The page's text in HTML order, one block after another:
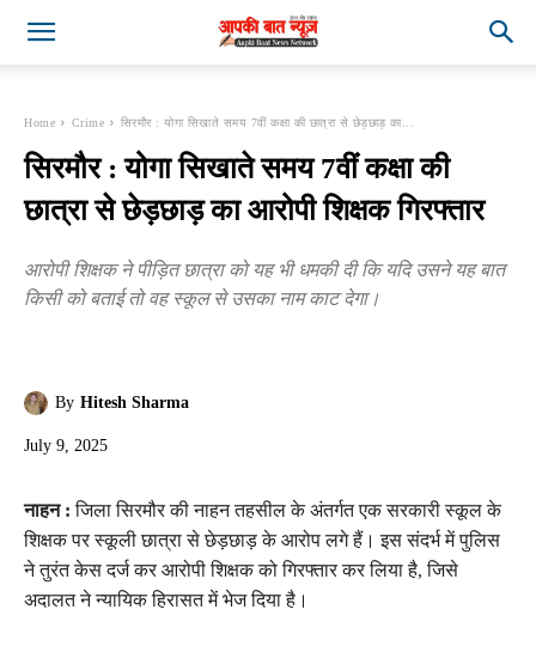
Home Crime सिरमौर : योगा सिखाते समय 7वीं कक्षा की छात्रा से छेड़छाड़ का...
सिरमौर : योगा सिखाते समय 7वीं कक्षा की
छात्रा से छेड़छाड़ का आरोपी शिक्षक गिरफ्तार
आरोपी शिक्षक ने पीड़ित छात्रा को यह भी धमकी दी कि यदि उसने यह बात
किसी को बताई तो वह स्कूल से उसका नाम काट देगा।
By Hitesh Sharma
July 9, 2025
नाहन : जिला सिरमौर की नाहन तहसील के अंतर्गत एक सरकारी स्कूल के
शिक्षक पर स्कूली छात्रा से छेड़छाड़ के आरोप लगे हैं। इस संदर्भ में पुलिस
ने तुरंत केस दर्ज कर आरोपी शिक्षक को गिरफ्तार कर लिया है, जिसे
अदालत ने न्यायिक हिरासत में भेज दिया है।